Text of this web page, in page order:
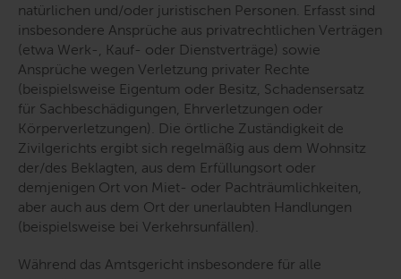
natürlichen und/oder juristischen Personen. Erfasst sind
insbesondere Ansprüche aus privatrechtlichen Verträgen
(etwa Werk-, Kauf- oder Dienstverträge) sowie
Ansprüche wegen Verletzung privater Rechte
(beispielsweise Eigentum oder Besitz, Schadensersatz
für Sachbeschädigungen, Ehrverletzungen oder
Körperverletzungen). Die örtliche Zuständigkeit de
Zivilgerichts ergibt sich regelmäßig aus dem Wohnsitz
der/des Beklagten, aus dem Erfüllungsort oder
demjenigen Ort von Miet- oder Pachträumlichkeiten,
aber auch aus dem Ort der unerlaubten Handlungen
(beispielsweise bei Verkehrsunfällen).
Während das Amtsgericht insbesondere für alle